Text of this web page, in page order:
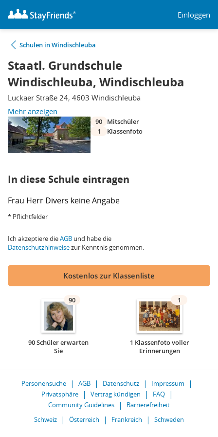
Einloggen
Schulen in Windischleuba
Staatl. Grundschule
Windischleuba, Windischleuba
Luckaer Straße 24, 4603 Windischleuba
Mehr anzeigen
90
Mitschüler
1
Klassenfoto
In diese Schule eintragen
Frau Herr Divers keine Angabe
* Pflichtfelder
Ich akzeptiere dieAGB und habe die
Datenschutzhinweisezur Kenntnis genommen.
Kostenlos zur Klassenliste
90
90 Schüler erwarten
Sie
1
1 Klassenfoto voller
Erinnerungen
Personensuche AGB Datenschutz
Impressum
Privatsphäre
Vertrag kündigen
FAQ
Community Guidelines
Barrierefreiheit
Schweiz
Österreich Frankreich Schweden